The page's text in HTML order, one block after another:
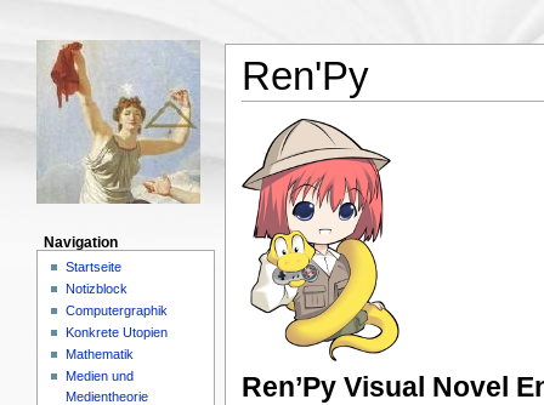
Ren'Py
Ren’Py Visual Novel
Navigation
Startseite
Notizblock
Computergraphik
Konkrete Utopien
Mathematik
Medien und
Medientheorie